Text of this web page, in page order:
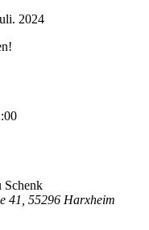
2024
Schenk
41, 55296 Harxheim